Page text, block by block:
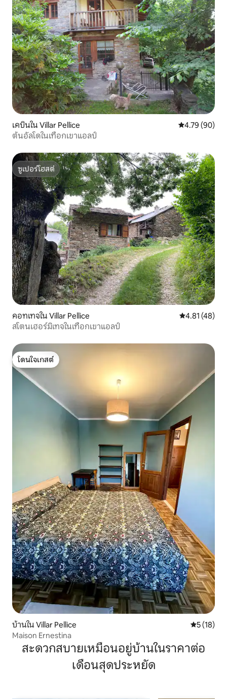
เคบินใน Villar Pellice คะแนนเฉลี่ย
4.79 (90)
ต้นอัลโดในเทือกเขาแอลป์
ซูเปอร์โฮสต์
ซูเปอร์โฮสต์
คอทเทจใน Villar Pellice คะแนนเฉลี่ย
4.81 (48)
สโตนเฮอร์มิเทจในเทือกเขาแอลป์
โดนใจเกสต์
โดนใจเกสต์
บ้านใน Villar Pellice คะแนนเฉลี่
5 (18)
Maison Ernestina
สะดวกสบายเหมือนอยู่บ้านในราคาต่อ
เดือนสุดประหยัด